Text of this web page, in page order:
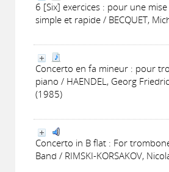
6 [Six] exercices : pour une
simple et rapide / BECQUET,
Concerto en fa mineur : pour
piano / HAENDEL, Georg
(1985)
Concerto in B flat : For
Band / RIMSKI-KORSAKOV,